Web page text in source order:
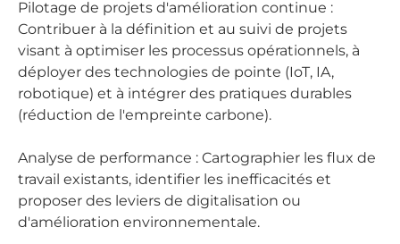
Pilotage de projets d'amélioration continue :
Contribuer à la définition et au suivi de projets
visant à optimiser les processus opérationnels, à
déployer des technologies de pointe (IoT, IA,
robotique) et à intégrer des pratiques durables
(réduction de l'empreinte carbone).
Analyse de performance : Cartographier les flux de
travail existants, identifier les inefficacités et
proposer des leviers de digitalisation ou
d'amélioration environnementale.